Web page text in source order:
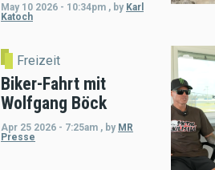
May 10 2026 - 10:34pm , by Karl
Katoch
Freizeit
Biker-Fahrt mit
Wolfgang Böck
Apr 25 2026 - 7:25am , by MR
Presse